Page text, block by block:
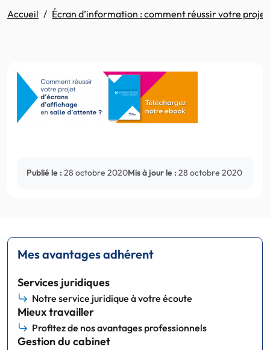
Accueil Écran d’information : comment réussir votre projet
Publié le : 28 octobre 2020Mis à jour le : 28 octobre 2020
Mes avantages adhérent
Services juridiques
Notre service juridique à votre écoute
Mieux travailler
Profitez de nos avantages professionnels
Gestion du cabinet